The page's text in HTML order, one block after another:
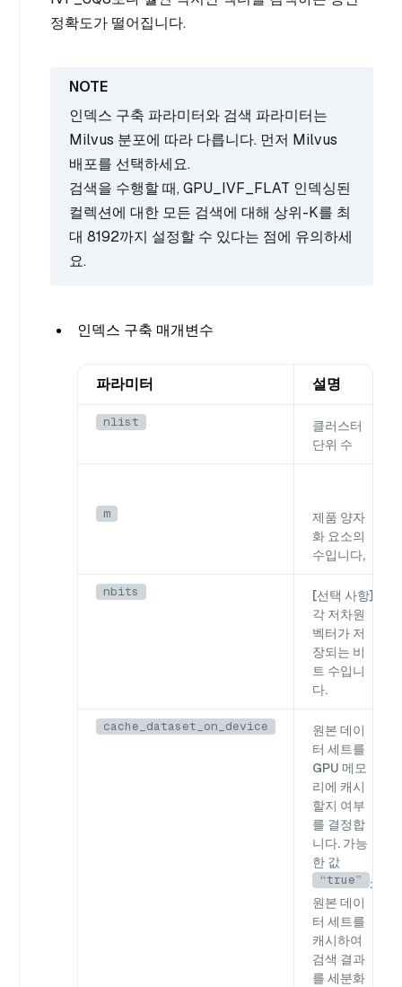
정확도가 떨어집니다.
인덱스 구축 파라미터와 검색 파라미터는
Milvus 분포에 따라 다릅니다. 먼저 Milvus
배포를 선택하세요.
검색을 수행할 때, GPU_IVF_FLAT 인덱싱된
컬렉션에 대한 모든 검색에 대해 상위-K를 최
대 8192까지 설정할 수 있다는 점에 유의하세
요.
인덱스 구축 매개변수
파라미터 설명
nlist
클러스터
단위 수
m
제품 양자
화 요소의
수입니다,
nbits
[선택 사항]
각 저차원
벡터가 저
장되는 비
트 수입니
다.
cache_dataset_on_device
원본 데이
터 세트를
GPU 메모
리에 캐시
할지 여부
를 결정합
니다. 가능
한 값
“true”
:
원본 데이
터 세트를
캐시하여
검색 결과
를 세분화